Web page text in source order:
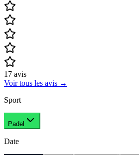
17 avis
Voir tous les avis →
Sport
Padel
Date